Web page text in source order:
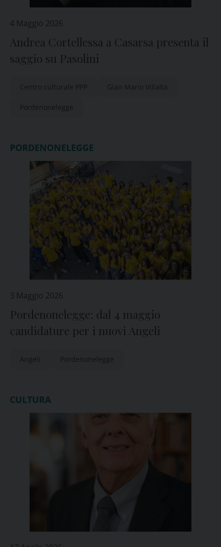
4 Maggio 2026
Andrea Cortellessa a Casarsa presenta il
saggio su Pasolini
Centro culturale PPP Gian Mario Villalta
Pordenonelegge
PORDENONELEGGE
3 Maggio 2026
Pordenonelegge: dal 4 maggio
candidature per i nuovi Angeli
Angeli Pordenonelegge
CULTURA